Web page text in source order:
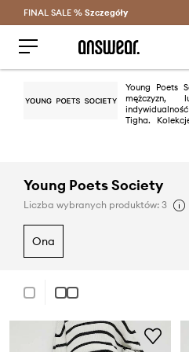
Oszczędzaj z
FINAL SALE % Szczegóły
Young Poets
mężczyzn,
Tigha.
Young Poets Society
Liczba wybranych produktów: 3
ona